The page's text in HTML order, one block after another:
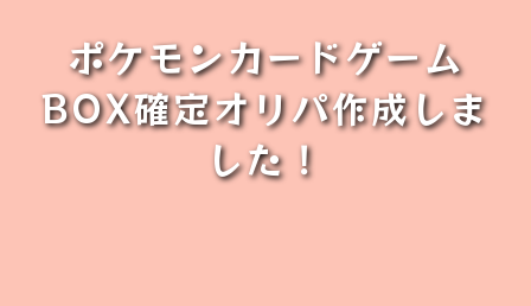
ポケモンカードゲーム
BOX確定オリパ作成しま
した！